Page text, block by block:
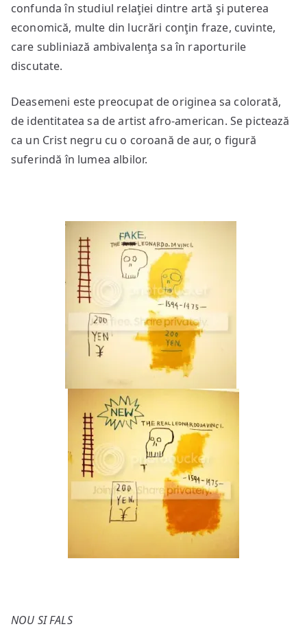
confunda în studiul relaţiei dintre artă şi puterea
economică, multe din lucrări conţin fraze, cuvinte,
care subliniază ambivalenţa sa în raporturile
discutate.
Deasemeni este preocupat de originea sa colorată,
de identitatea sa de artist afro-american. Se pictează
ca un Crist negru cu o coroană de aur, o figură
suferindă în lumea albilor.
NOU SI FALS